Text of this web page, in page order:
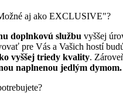
aj ako EXCLUSIVE"?
doplnkovú službu vyššej
pre Vás a Vašich hostí
vyššej triedy kvality.
naplnenou jedlým dymom.